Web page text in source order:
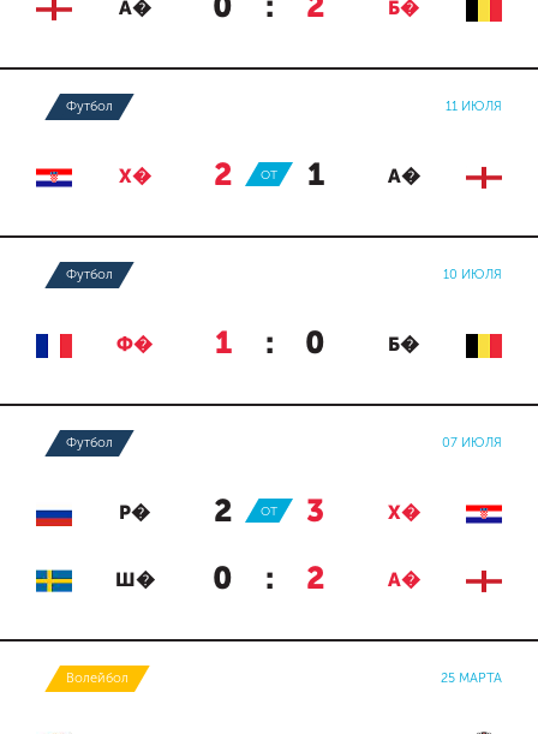
А� 0 : 2 Б�
Футбол 11 ИЮЛЯ
Х� 2 : 1 А�
ОТ
Футбол 10 ИЮЛЯ
Ф� 1 : 0 Б�
Футбол 07 ИЮЛЯ
Р� 2 : 3 Х�
ОТ
Ш� 0 : 2 А�
Волейбол 25 МАРТА